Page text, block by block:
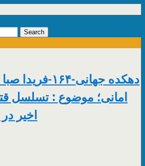
دهکده جهانی-
امانی؛ موضوع : تسلسل
اخیر